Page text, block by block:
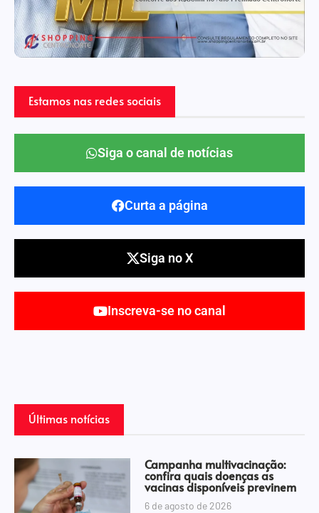
Estamos nas redes sociais
Siga o canal de notícias
Curta a página
Siga no X
Inscreva-se no canal
Últimas notícias
Campanha multivacinação:
confira quais doenças as
vacinas disponíveis previnem
6 de agosto de 2026